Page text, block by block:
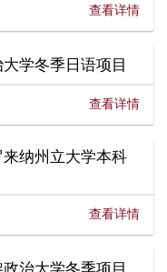
查看详情
大学冬季日语项目
查看详情
来纳州立大学本科
查看详情
政治大学冬季项目